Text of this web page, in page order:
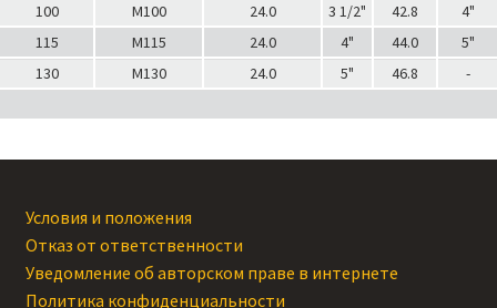
100
M100 24.0 3 1/2" 42.8
4"
115
M115 24.0 4" 44.0
5"
130
M130 24.0 5" 46.8 -
Условия и положения
Отказ от ответственности
Уведомление об авторском праве в интернете
Политика конфиденциальности